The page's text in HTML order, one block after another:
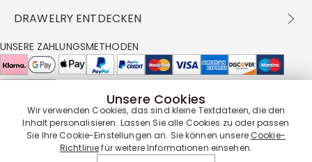
DBG
FAQ
Cookie-Richtlinie
Versandbedingungen
Rückgabe & Umtausch
Pflegehinweis
DRAWELRY ENTDECKEN
Großhandelsangebot
Drawelry Prime
Bonusprogramm
UNSERE ZAHLUNGSMETHODEN
UNSERE LIEFERPARTNER
UNSERE SERVICEGARANTIE
Unsere Cookies
Wir verwenden Cookies, das sind kleine Textdateien, die den
Inhalt personalisieren. Lassen Sie alle Cookies zu oder passen
Sie Ihre Cookie-Einstellungen an. Sie können unsereCookie-
Richtliniefür weitere Informationen einsehen.